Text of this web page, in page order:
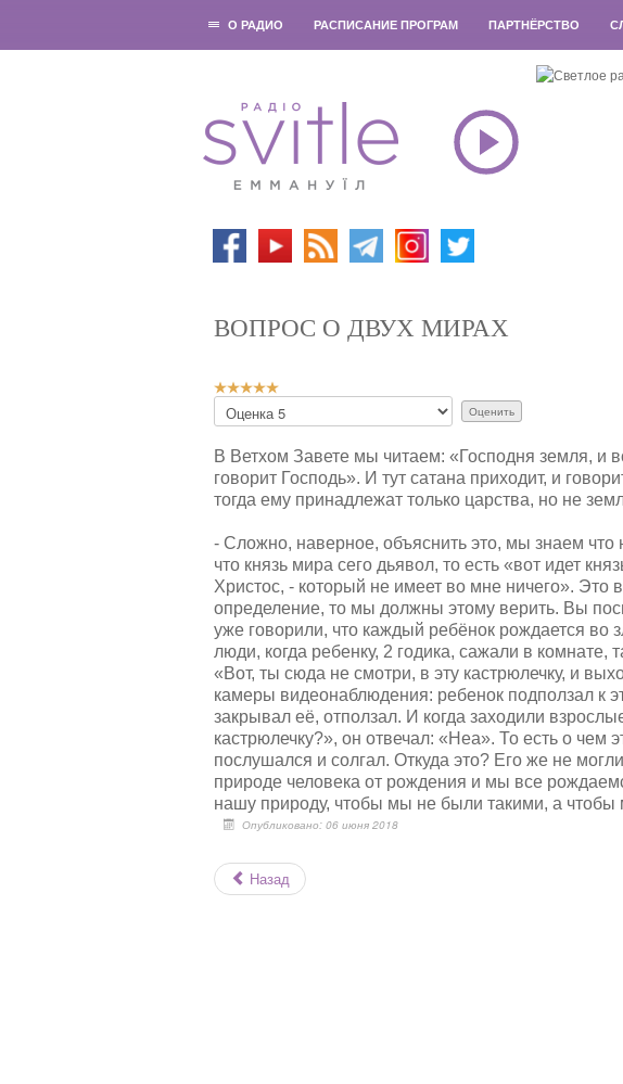
О РАДИО РАСПИСАНИЕ ПРОГРАМ ПАРТНЁРСТВО
ВОПРОС О ДВУХ МИРАХ
Р
й
т
и
н
5
/
5
П
о
ж
а
л
у
с
т
а
,
о
ц
е
н
и
т
е
В Ветхом Завете мы читаем: «Господня земля, и
говорит Господь». И тут сатана приходит, и
тогда ему принадлежат только царства, но не
- Сложно, наверное, объяснить это, мы знаем что
что князь мира сего дьявол, то есть «вот идет
Христос, - который не имеет во мне ничего». Это
определение, то мы должны этому верить. Вы
уже говорили, что каждый ребёнок рождается во
люди, когда ребенку, 2 годика, сажали в комнате,
«Вот, ты сюда не смотри, в эту кастрюлечку, и
камеры видеонаблюдения: ребенок подползал к
закрывал её, отползал. И когда заходили
кастрюлечку?», он отвечал: «Неа». То есть о чем
послушался и солгал. Откуда это? Его же не
природе человека от рождения и мы все
нашу природу, чтобы мы не были такими, а
Опубликовано: 06 июня 2018
Назад